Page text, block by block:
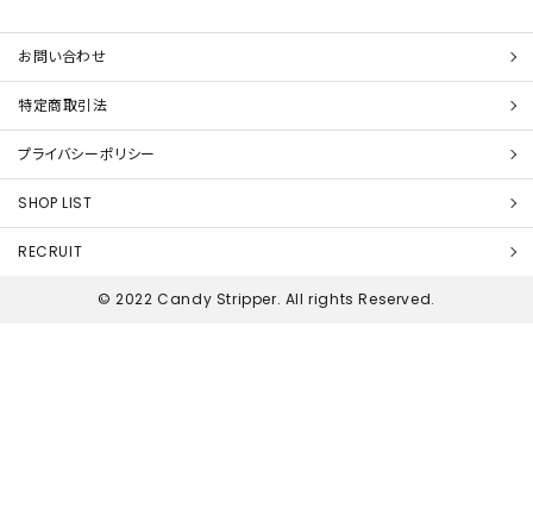
お問い合わせ
特定商取引法
プライバシーポリシー
SHOP LIST
RECRUIT
© 2022 Candy Stripper. All rights Reserved.